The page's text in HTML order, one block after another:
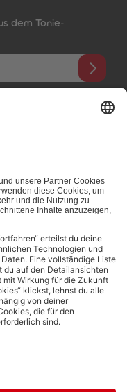
dem Tonie-
E-Mail-Newsletter, der
(z.B. Account-
bereitgestellten
sozialen Netzwerken
von (generativen) KI